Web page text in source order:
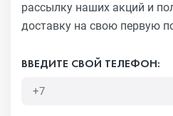
рассылку наших акций и
доставку на свою первую
ВВЕДИТЕ СВОЙ ТЕЛЕФОН: